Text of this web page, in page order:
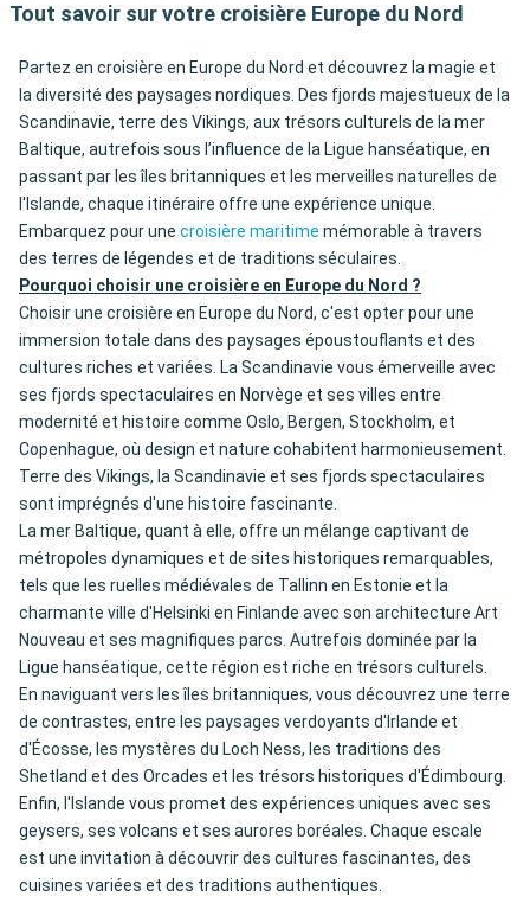
Tout savoir sur votre croisière Europe du Nord
Partez en croisière en Europe du Nord et découvrez la magie et
la diversité des paysages nordiques. Des fjords majestueux de la
Scandinavie, terre des Vikings, aux trésors culturels de la mer
Baltique, autrefois sous l’influence de la Ligue hanséatique, en
passant par les îles britanniques et les merveilles naturelles de
l'Islande, chaque itinéraire offre une expérience unique.
Embarquez pour une croisière maritime mémorable à travers
des terres de légendes et de traditions séculaires.
Pourquoi choisir une croisière en Europe du Nord ?
Choisir une croisière en Europe du Nord, c'est opter pour une
immersion totale dans des paysages époustouflants et des
cultures riches et variées. La Scandinavie vous émerveille avec
ses fjords spectaculaires en Norvège et ses villes entre
modernité et histoire comme Oslo, Bergen, Stockholm, et
Copenhague, où design et nature cohabitent harmonieusement.
Terre des Vikings, la Scandinavie et ses fjords spectaculaires
sont imprégnés d'une histoire fascinante.
La mer Baltique, quant à elle, offre un mélange captivant de
métropoles dynamiques et de sites historiques remarquables,
tels que les ruelles médiévales de Tallinn en Estonie et la
charmante ville d'Helsinki en Finlande avec son architecture Art
Nouveau et ses magnifiques parcs. Autrefois dominée par la
Ligue hanséatique, cette région est riche en trésors culturels.
En naviguant vers les îles britanniques, vous découvrez une terre
de contrastes, entre les paysages verdoyants d'Irlande et
d'Écosse, les mystères du Loch Ness, les traditions des
Shetland et des Orcades et les trésors historiques d'Édimbourg.
Enfin, l'Islande vous promet des expériences uniques avec ses
geysers, ses volcans et ses aurores boréales. Chaque escale
est une invitation à découvrir des cultures fascinantes, des
cuisines variées et des traditions authentiques.